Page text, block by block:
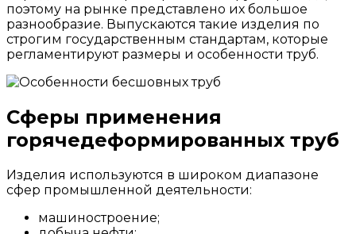
поэтому на рынке представлено их большое
разнообразие. Выпускаются такие изделия по
строгим государственным стандартам, которые
регламентируют размеры и особенности труб.
Сферы применения
горячедеформированных труб
Изделия используются в широком диапазоне
сфер промышленной деятельности:
машиностроение;